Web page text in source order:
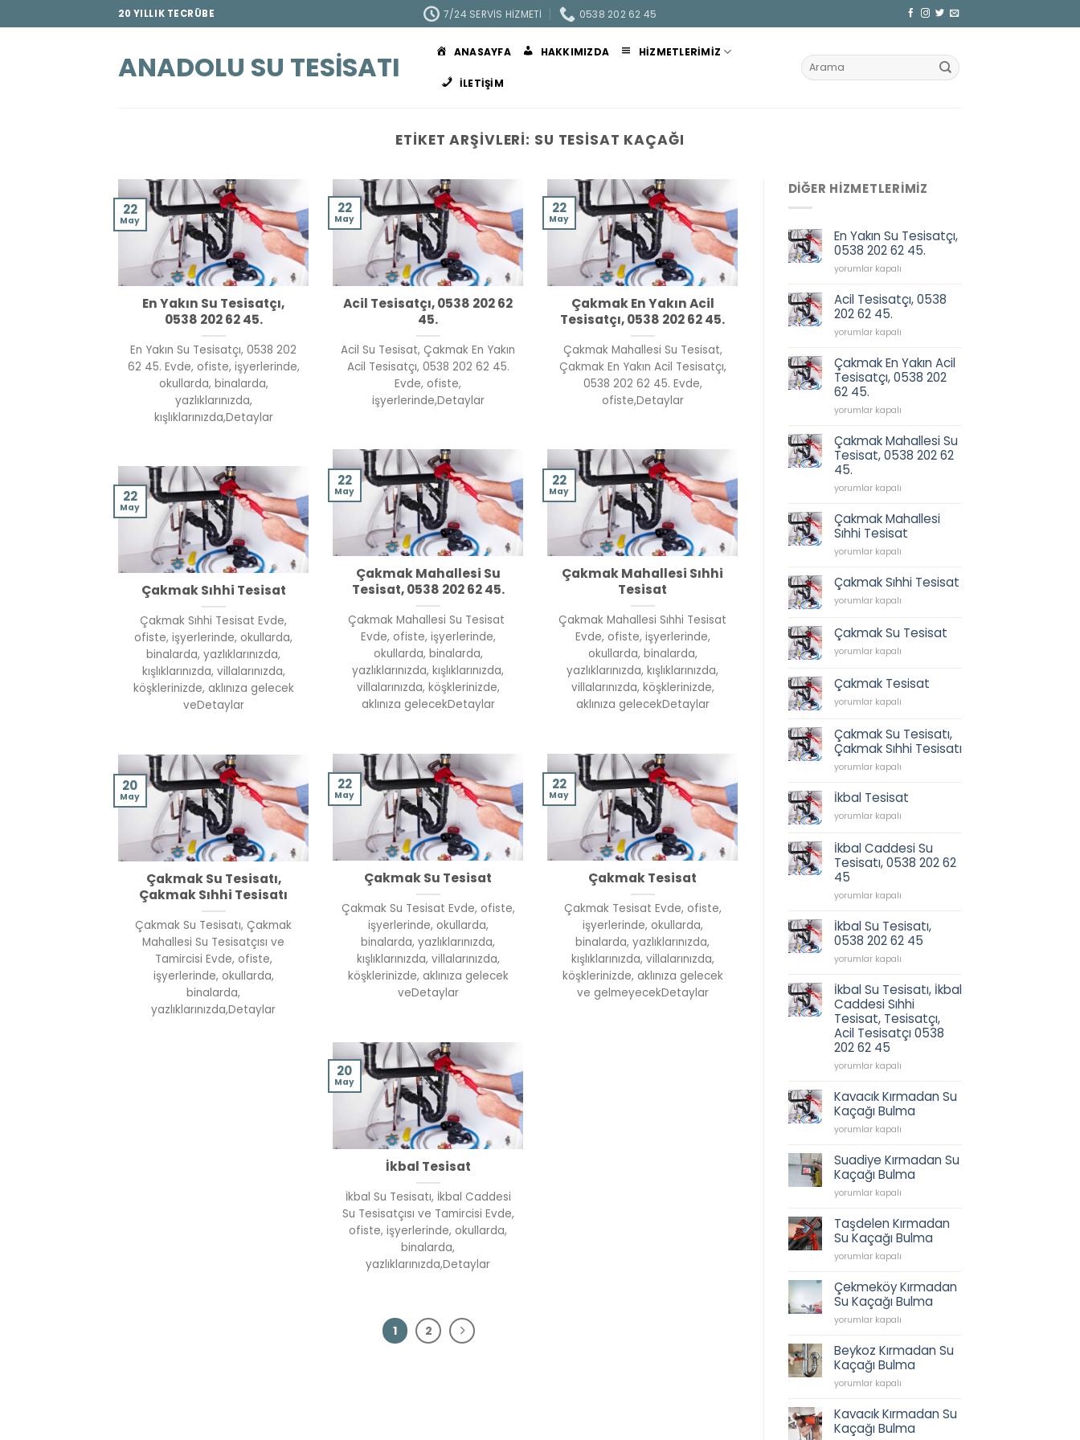
atla
20 YILLIK TECRÜBE 7/24 SERVIS HIZMETI 0538 202 62 45
ANADOLU SU TESISATI ANASAYFA HAKKIMIZDA HIZMETLERIMIZ
İLETIŞIM
ETIKET ARŞIVLERI: SU TESISAT KAÇAĞI
En Yakın Su Tesisatçı,
0538 202 62 45.
En Yakın Su Tesisatçı, 0538 202
62 45. Evde, ofiste, işyerlerinde,
okullarda, binalarda,
yazlıklarınızda,
kışlıklarınızda,Detaylar
22
May
Acil Tesisatçı, 0538 202 62
45.
Acil Su Tesisat, Çakmak En Yakın
Acil Tesisatçı, 0538 202 62 45.
Evde, ofiste,
işyerlerinde,Detaylar
22
May
Çakmak En Yakın Acil
Tesisatçı, 0538 202 62 45.
Çakmak Mahallesi Su Tesisat,
Çakmak En Yakın Acil Tesisatçı,
0538 202 62 45. Evde,
ofiste,Detaylar
22
May
Çakmak Mahallesi Su
Tesisat, 0538 202 62 45.
Çakmak Mahallesi Su Tesisat
Evde, ofiste, işyerlerinde,
okullarda, binalarda,
yazlıklarınızda, kışlıklarınızda,
villalarınızda, köşklerinizde,
aklınıza gelecekDetaylar
22
May
Çakmak Mahallesi Sıhhi
Tesisat
Çakmak Mahallesi Sıhhi Tesisat
Evde, ofiste, işyerlerinde,
okullarda, binalarda,
yazlıklarınızda, kışlıklarınızda,
villalarınızda, köşklerinizde,
aklınıza gelecekDetaylar
22
May
Çakmak Sıhhi Tesisat
Çakmak Sıhhi Tesisat Evde,
ofiste, işyerlerinde, okullarda,
binalarda, yazlıklarınızda,
kışlıklarınızda, villalarınızda,
köşklerinizde, aklınıza gelecek
veDetaylar
22
May
Çakmak Su Tesisat
Çakmak Su Tesisat Evde, ofiste,
işyerlerinde, okullarda,
binalarda, yazlıklarınızda,
kışlıklarınızda, villalarınızda,
köşklerinizde, aklınıza gelecek
veDetaylar
22
May
Çakmak Tesisat
Çakmak Tesisat Evde, ofiste,
işyerlerinde, okullarda,
binalarda, yazlıklarınızda,
kışlıklarınızda, villalarınızda,
köşklerinizde, aklınıza gelecek
ve gelmeyecekDetaylar
22
May
Çakmak Su Tesisatı,
Çakmak Sıhhi Tesisatı
Çakmak Su Tesisatı, Çakmak
Mahallesi Su Tesisatçısı ve
Tamircisi Evde, ofiste,
işyerlerinde, okullarda,
binalarda,
yazlıklarınızda,Detaylar
20
May
İkbal Tesisat
İkbal Su Tesisatı, İkbal Caddesi
Su Tesisatçısı ve Tamircisi Evde,
ofiste, işyerlerinde, okullarda,
binalarda,
yazlıklarınızda,Detaylar
20
May
1 2
DIĞER HIZMETLERIMIZ
En Yakın Su Tesisatçı,
0538 202 62 45.
En
Su
Tesisatçı,
0538
202
45.
için
yorumlar kapalı
Acil Tesisatçı, 0538
202 62 45.
Acil
0538
202
62
45.
için
yorumlar kapalı
Çakmak En Yakın Acil
Tesisatçı, 0538 202
62 45.
Çakmak
Yakın
Acil
Tesisatçı,
0538
202
45.
için
yorumlar kapalı
Çakmak Mahallesi Su
Tesisat, 0538 202 62
45.
Çakmak
Su
Tesisat,
0538
202
45.
için
yorumlar kapalı
Çakmak Mahallesi
Sıhhi Tesisat
Çakmak
Sıhhi
Tesisat
için
yorumlar kapalı
Çakmak Sıhhi Tesisat
Çakmak
Tesisat
için
yorumlar kapalı
Çakmak Su Tesisat
Çakmak
Tesisat
için
yorumlar kapalı
Çakmak Tesisat
Çakmak
yorumlar kapalı
Çakmak Su Tesisatı,
Çakmak Sıhhi Tesisatı
Çakmak
Tesisatı,
Çakmak
Sıhhi
için
yorumlar kapalı
İkbal Tesisat
İkbal
için
yorumlar kapalı
İkbal Caddesi Su
Tesisatı, 0538 202 62
45
İkbal
Su
Tesisatı,
0538
202
45
için
yorumlar kapalı
İkbal Su Tesisatı,
0538 202 62 45
İkbal
Tesisatı,
0538
202
62
45
için
yorumlar kapalı
İkbal Su Tesisatı, İkbal
Caddesi Sıhhi
Tesisat, Tesisatçı,
Acil Tesisatçı 0538
202 62 45
İkbal
Tesisatı,
İkbal
Caddesi
Sıhhi
Tesisatçı,
Acil
Tesisatçı
0538
62
45
için
yorumlar kapalı
Kavacık Kırmadan Su
Kaçağı Bulma
Kavacık
Su
Kaçağı
Bulma
için
yorumlar kapalı
Suadiye Kırmadan Su
Kaçağı Bulma
Suadiye
Su
Kaçağı
Bulma
için
yorumlar kapalı
Taşdelen Kırmadan
Su Kaçağı Bulma
Taşdelen
Su
Kaçağı
Bulma
için
yorumlar kapalı
Çekmeköy Kırmadan
Su Kaçağı Bulma
Çekmeköy
Su
Kaçağı
Bulma
için
yorumlar kapalı
Beykoz Kırmadan Su
Kaçağı Bulma
Beykoz
Su
Kaçağı
Bulma
yorumlar kapalı
Kavacık Kırmadan Su
Kaçağı Bulma